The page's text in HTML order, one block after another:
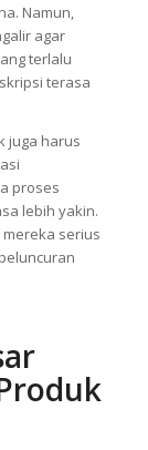
Namun,
agar
terlalu
terasa
juga harus
proses
lebih yakin.
serius